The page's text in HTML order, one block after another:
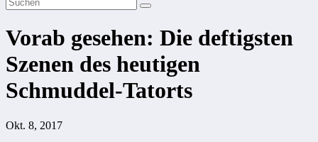
Vorab gesehen: Die deftigsten
Szenen des heutigen
Schmuddel-Tatorts
Okt. 8, 2017